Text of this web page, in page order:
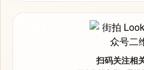
扫码关注相